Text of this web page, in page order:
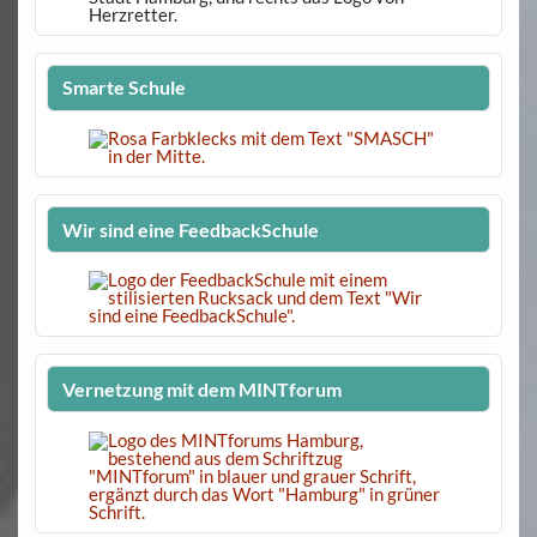
Smarte Schule
Wir sind eine FeedbackSchule
Vernetzung mit dem MINTforum